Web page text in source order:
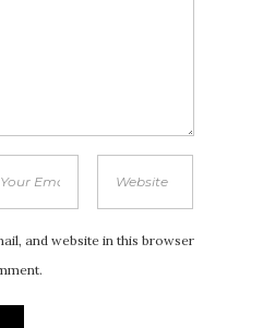
and website in this browser